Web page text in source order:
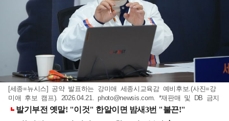
[세종=뉴시스] 공약 발표하는 강미애 세종시교육감 예비후보.(사진=강
미애 후보 캠프). 2026.04.21.photo@newsis.com . *재판매 및 DB 금지